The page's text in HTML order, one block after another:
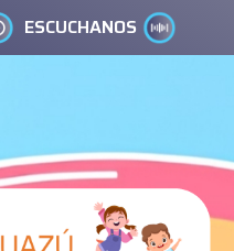
ESCUCHANOS